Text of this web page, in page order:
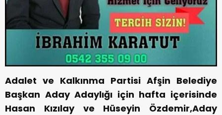
Adalet ve Kalkınma Partisi Afşin Belediye
Başkan Aday Adaylığı için hafta içerisinde
Hasan Kızılay ve Hüseyin Özdemir,Aday